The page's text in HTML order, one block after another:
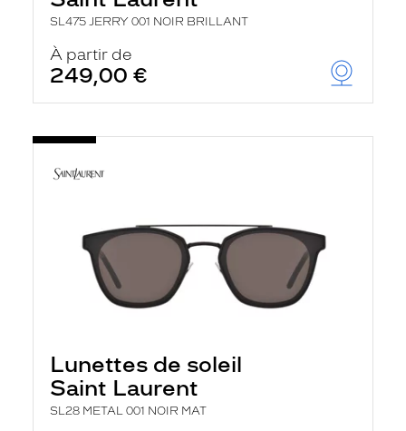
SL475 JERRY 001 NOIR BRILLANT
À partir de
249,00 €
Lunettes de soleil
Saint Laurent
SL28 METAL 001 NOIR MAT